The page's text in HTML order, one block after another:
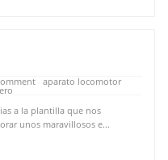
aparato locomotor
a la plantilla que nos
unos maravillosos e...